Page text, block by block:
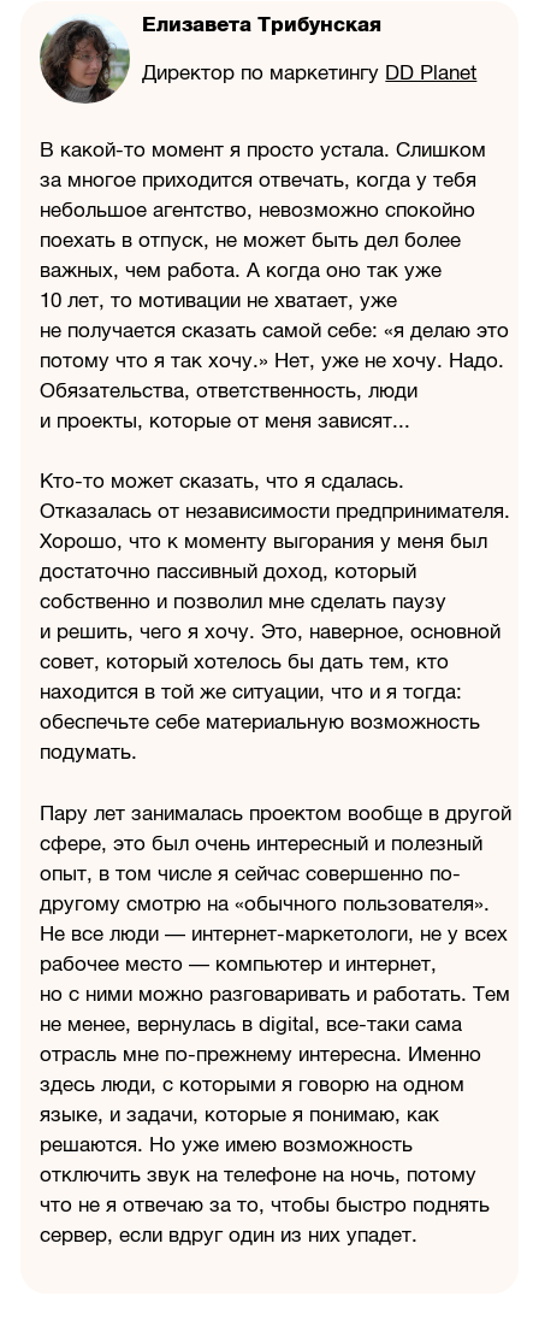
Елизавета Трибунская
Директор по маркетингу DD Planet
В какой-то момент я просто устала. Слишком
за многое приходится отвечать, когда у тебя
небольшое агентство, невозможно спокойно
поехать в отпуск, не может быть дел более
важных, чем работа. А когда оно так уже
10 лет, то мотивации не хватает, уже
не получается сказать самой себе: «я делаю это
потому что я так хочу.» Нет, уже не хочу. Надо.
Обязательства, ответственность, люди
и проекты, которые от меня зависят...
Кто-то может сказать, что я сдалась.
Отказалась от независимости предпринимателя.
Хорошо, что к моменту выгорания у меня был
достаточно пассивный доход, который
собственно и позволил мне сделать паузу
и решить, чего я хочу. Это, наверное, основной
совет, который хотелось бы дать тем, кто
находится в той же ситуации, что и я тогда:
обеспечьте себе материальную возможность
подумать.
Пару лет занималась проектом вообще в другой
сфере, это был очень интересный и полезный
опыт, в том числе я сейчас совершенно по-
другому смотрю на «обычного пользователя».
Не все люди — интернет-маркетологи, не у всех
рабочее место — компьютер и интернет,
но с ними можно разговаривать и работать. Тем
не менее, вернулась в digital, все-таки сама
отрасль мне по-прежнему интересна. Именно
здесь люди, с которыми я говорю на одном
языке, и задачи, которые я понимаю, как
решаются. Но уже имею возможность
отключить звук на телефоне на ночь, потому
что не я отвечаю за то, чтобы быстро поднять
сервер, если вдруг один из них упадет.